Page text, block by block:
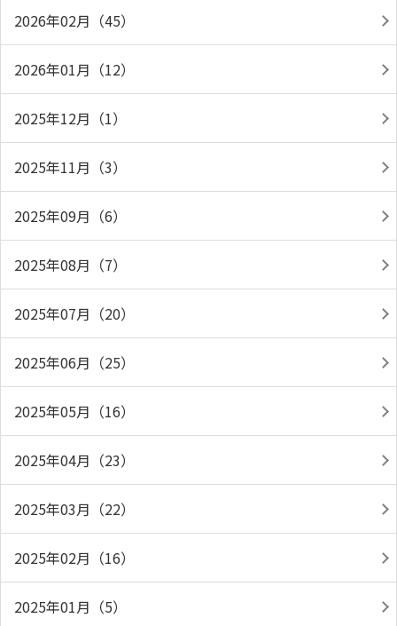
2026年02月（45）
2026年01月（12）
2025年12月（1）
2025年11月（3）
2025年09月（6）
2025年08月（7）
2025年07月（20）
2025年06月（25）
2025年05月（16）
2025年04月（23）
2025年03月（22）
2025年02月（16）
2025年01月（5）